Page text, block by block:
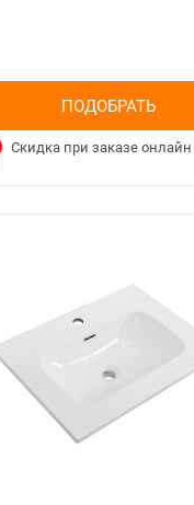
ПОДОБРАТЬ
Скидка при заказе онлайн